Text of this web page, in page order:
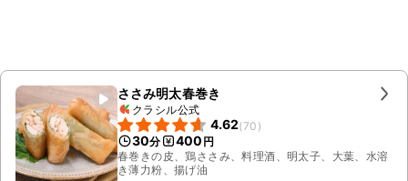
ささみ明太春巻き
クラシル公式
4.62(70 )
30分 400 円
春巻きの皮、鶏ささみ、料理酒、明太子、大葉、水溶
き薄力粉、揚げ油